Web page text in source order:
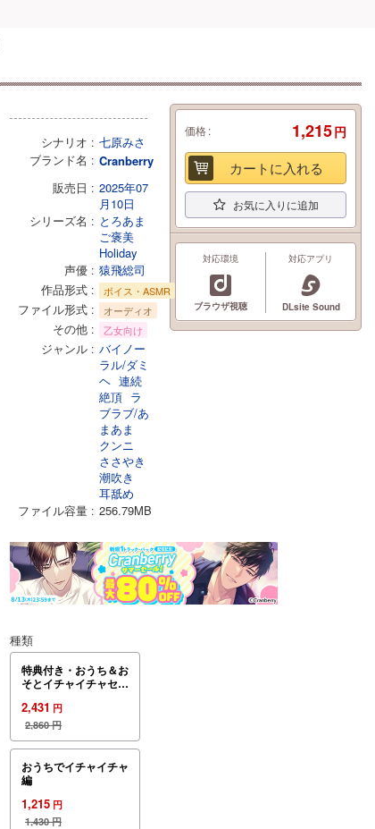
シナリオ
七原みさ
ブランド名
Cranberry
販売日
2025年07
月10日
シリーズ名
とろあま
ご褒美
Holiday
声優
猿飛総司
作品形式
ボイス・ASMR
ファイル形式 オーディオ
その他 乙女向け
ジャンル
バイノー
ラル/ダミ
ヘ 連続
絶頂 ラ
ブラブ/あ
まあま
クンニ
ささやき
潮吹き
耳舐め
ファイル容量
256.79MB
種類
特典付き・おうち＆お
そとイチャイチャセッ
2,431 円
2,860 円
おうちでイチャイチャ
編
1,215 円
1,430 円
価格 1,215円
カートに入れる
お気に入りに追加
対応環境
ブラウザ視聴
対応アプリ
DLsite Sound